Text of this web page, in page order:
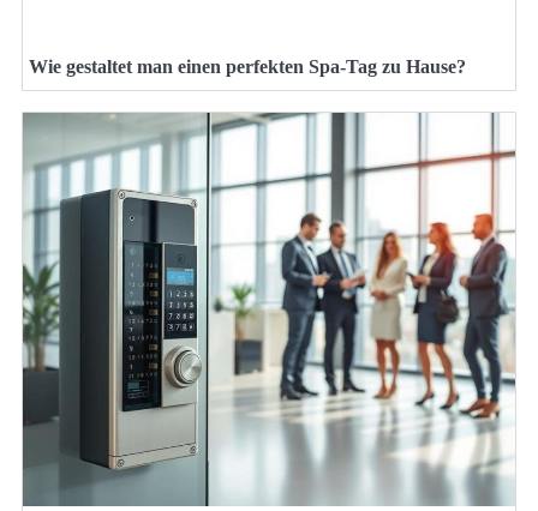
Wie gestaltet man einen perfekten Spa-Tag zu Hause?